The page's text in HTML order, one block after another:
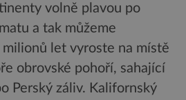
volně plavou po
a tak můžeme
let vyroste na místě
obrovské pohoří, sahající
Perský záliv. Kalifornský